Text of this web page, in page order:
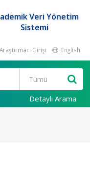
Veri Yönetim
Sistemi
Araştırmacı Girişi English
Detaylı Arama